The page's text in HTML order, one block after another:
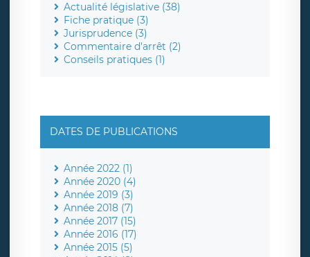
Actualité législative (38)
Fiche pratique (3)
Jurisprudence (3)
Commentaire d'arrêt (2)
Conseils pratiques (1)
DATES DE PUBLICATIONS
Année 2022 (1)
Année 2020 (4)
Année 2019 (3)
Année 2018 (7)
Année 2017 (15)
Année 2016 (17)
Année 2015 (5)